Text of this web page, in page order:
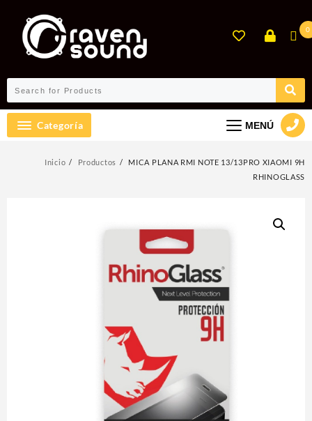
contenido
0
Categoría MENÚ
Inicio Productos
MICA PLANA RMI NOTE 13/13PRO XIAOMI 9H
RHINOGLASS